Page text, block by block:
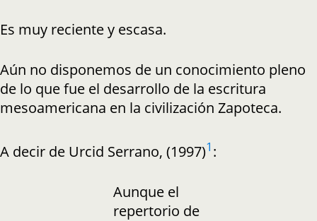
Es muy reciente y escasa.
Aún no disponemos de un conocimiento pleno
de lo que fue el desarrollo de la escritura
mesoamericana en la civilización Zapoteca.
A decir de Urcid Serrano, (1997)1 :
Aunque el
repertorio de